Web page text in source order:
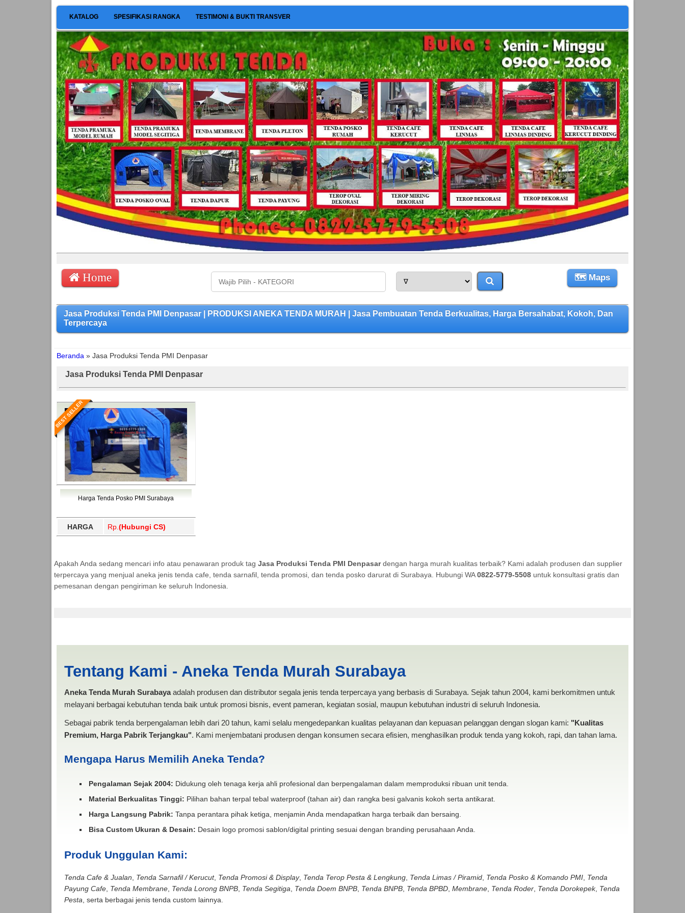
KATALOG SPESIFIKASI RANGKA TESTIMONI & BUKTI TRANSVER
Home 🗺 Maps
Jasa Produksi Tenda PMI Denpasar | PRODUKSI ANEKA TENDA MURAH | Jasa Pembuatan Tenda Berkualitas, Harga Bersahabat, Kokoh, Dan
Terpercaya
Beranda » Jasa Produksi Tenda PMI Denpasar
Jasa Produksi Tenda PMI Denpasar
BEST SELLER
Harga Tenda Posko PMI Surabaya
HARGA Rp. (Hubungi CS)
Apakah Anda sedang mencari info atau penawaran produk tag Jasa Produksi Tenda PMI Denpasardengan harga murah kualitas terbaik? Kami adalah produsen dan supplier
terpercaya yang menjual aneka jenis tenda cafe, tenda sarnafil, tenda promosi, dan tenda posko darurat di Surabaya. Hubungi WA0822-5779-5508untuk konsultasi gratis dan
pemesanan dengan pengiriman ke seluruh Indonesia.
Tentang Kami - Aneka Tenda Murah Surabaya
Aneka Tenda Murah Surabayaadalah produsen dan distributor segala jenis tenda terpercaya yang berbasis di Surabaya. Sejak tahun 2004, kami berkomitmen untuk
melayani berbagai kebutuhan tenda baik untuk promosi bisnis, event pameran, kegiatan sosial, maupun kebutuhan industri di seluruh Indonesia.
Sebagai pabrik tenda berpengalaman lebih dari 20 tahun, kami selalu mengedepankan kualitas pelayanan dan kepuasan pelanggan dengan slogan kami: "Kualitas
Premium, Harga Pabrik Terjangkau". Kami menjembatani produsen dengan konsumen secara efisien, menghasilkan produk tenda yang kokoh, rapi, dan tahan lama.
Mengapa Harus Memilih Aneka Tenda?
Pengalaman Sejak 2004: Didukung oleh tenaga kerja ahli profesional dan berpengalaman dalam memproduksi ribuan unit tenda.
Material Berkualitas Tinggi: Pilihan bahan terpal tebal waterproof (tahan air) dan rangka besi galvanis kokoh serta antikarat.
Harga Langsung Pabrik: Tanpa perantara pihak ketiga, menjamin Anda mendapatkan harga terbaik dan bersaing.
Bisa Custom Ukuran & Desain: Desain logo promosi sablon/digital printing sesuai dengan branding perusahaan Anda.
Produk Unggulan Kami:
Tenda Cafe & Jualan Tenda Sarnafil / Kerucut, Tenda Promosi & Display, Tenda Terop Pesta & Lengkung, Tenda Limas / Piramid, Tenda Posko & Komando PMI, Tenda
Payung Cafe, Tenda Membrane, Tenda Lorong BNPB, Tenda Segitiga Tenda Doem BNPB, Tenda BNPB, Tenda BPBD, Membrane, Tenda Roder, Tenda Dorokepek, Tenda
Pesta , serta berbagai jenis tenda custom lainnya.